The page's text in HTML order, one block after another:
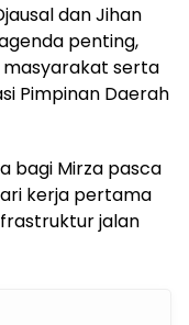
dan Jihan
penting,
serta
Pimpinan Daerah
bagi Mirza pasca
kerja pertama
jalan